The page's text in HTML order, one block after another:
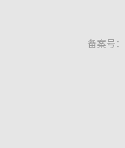
备案号：